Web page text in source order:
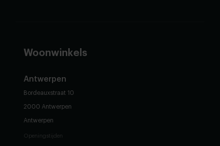
Woonwinkels
Antwerpen
Bordeauxstraat 10
2000 Antwerpen
Antwerpen
Openingstijden